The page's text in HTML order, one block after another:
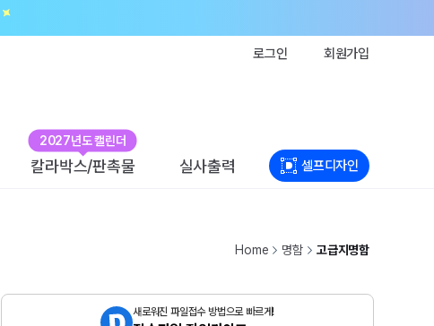
로그인 회원가입
2027년도 캘린더
칼라박스/판촉물 실사출력 셀프디자인
Home 명함 고급지명함
새로워진 파일접수 방법으로 빠르게!